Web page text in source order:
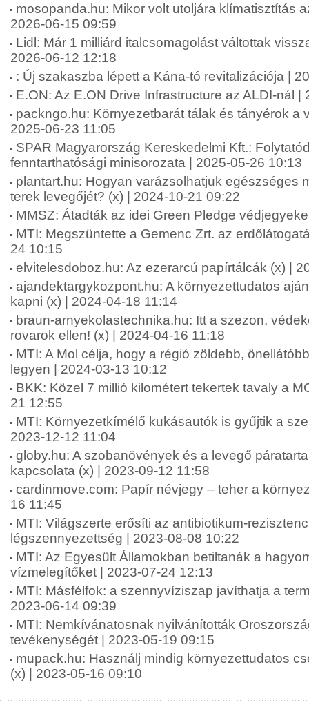
mosopanda.hu: Mikor volt utoljára klímatisztítás
2026-06-15 09:59
Lidl: Már 1 milliárd italcsomagolást váltottak
2026-06-12 12:18
: Új szakaszba lépett a Kána-tó revitalizációja |
E.ON: Az E.ON Drive Infrastructure az ALDI-nál |
packngo.hu: Környezetbarát tálak és tányérok a
2025-06-23 11:05
SPAR Magyarország Kereskedelmi Kft.:
fenntarthatósági minisorozata | 2025-05-26 10:13
plantart.hu: Hogyan varázsolhatjuk egészséges
terek levegőjét? (x) | 2024-10-21 09:22
MMSZ: Átadták az idei Green Pledge
MTI: Megszüntette a Gemenc Zrt. az
24 10:15
elvitelesdoboz.hu: Az ezerarcú papírtálcák (x) |
ajandektargykozpont.hu: A környezettudatos
kapni (x) | 2024-04-18 11:14
braun-arnyekolastechnika.hu: Itt a szezon,
rovarok ellen! (x) | 2024-04-16 11:18
MTI: A Mol célja, hogy a régió zöldebb,
legyen | 2024-03-13 10:12
BKK: Közel 7 millió kilométert tekertek tavaly a
21 12:55
MTI: Környezetkímélő kukásautók is gyűjtik a
2023-12-12 11:04
globy.hu: A szobanövények és a levegő
kapcsolata (x) | 2023-09-12 11:58
cardinmove.com: Papír névjegy – teher a
16 11:45
MTI: Világszerte erősíti az antibiotikum-
légszennyezettség | 2023-08-08 10:22
MTI: Az Egyesült Államokban betiltanák a
vízmelegítőket | 2023-07-24 12:13
MTI: Másfélfok: a szennyvíziszap javíthatja a
2023-06-14 09:39
MTI: Nemkívánatosnak nyilvánították
tevékenységét | 2023-05-19 09:15
mupack.hu: Használj mindig környezettudatos
(x) | 2023-05-16 09:10